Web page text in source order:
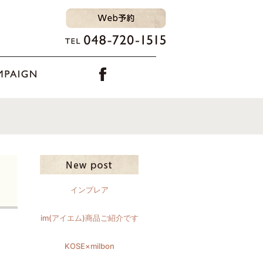
インプレア
im(アイエム)商品ご紹介です
KOSE×milbon